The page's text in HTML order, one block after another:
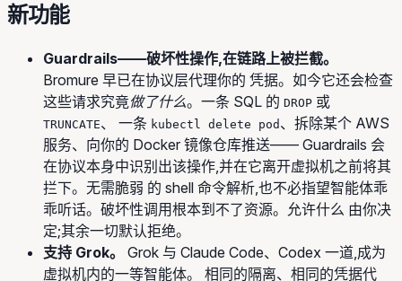
新功能
Guardrails——破坏性操作,在链路上被拦截。
Bromure 早已在协议层代理你的 凭据。如今它还会检查
这些请求究竟做了什么。一条 SQL 的 DROP 或
TRUNCATE、 一条 kubectl delete pod 、拆除某个 AWS
服务、向你的 Docker 镜像仓库推送—— Guardrails 会
在协议本身中识别出该操作,并在它离开虚拟机之前将其
拦下。无需脆弱 的 shell 命令解析,也不必指望智能体乖
乖听话。破坏性调用根本到不了资源。允许什么 由你决
定;其余一切默认拒绝。
支持 Grok。
Grok 与 Claude Code、Codex 一道,成为
虚拟机内的一等智能体。 相同的隔离、相同的凭据代